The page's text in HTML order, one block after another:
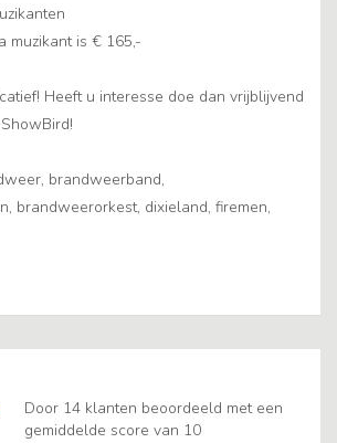
muzikant is € 165,-
Heeft u interesse doe dan vrijblijvend
brandweerband,
brandweerorkest, dixieland, firemen,
Door 14 klanten beoordeeld met een
gemiddelde score van 10